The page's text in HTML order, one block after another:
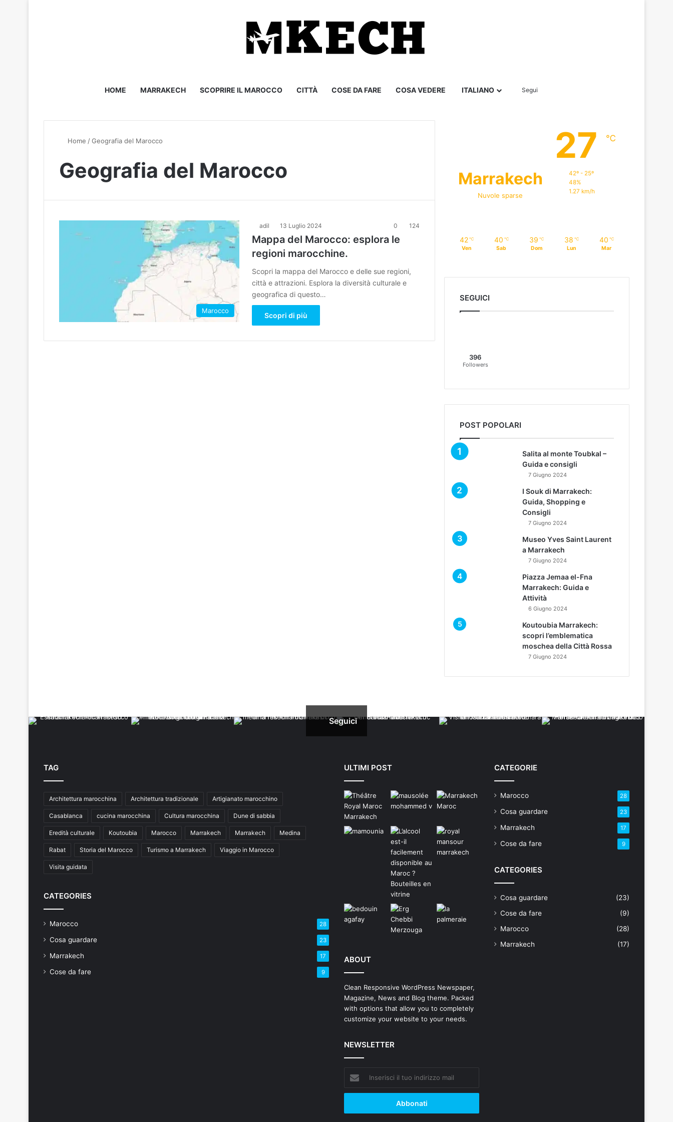
HOME MARRAKECH SCOPRIRE IL MAROCCO CITTÀ COSE DA FARE COSA VEDERE ITALIANO Segui
Home /Geografia del Marocco
Geografia del Marocco
Marocco
adil 13 Luglio 2024 0 124
Mappa del Marocco: esplora le
regioni marocchine.
Scopri la mappa del Marocco e delle sue regioni,
città e attrazioni. Esplora la diversità culturale e
geografica di questo…
Scopri di più
Marrakech
Nuvole sparse
27 ℃
42º - 25º
48%
1.27 km/h
42 ℃
Ven
40 ℃
Sab
39 ℃
Dom
38 ℃
Lun
40 ℃
Mar
SEGUICI
396
Followers
POST POPOLARI
Salita al monte Toubkal –
Guida e consigli
7 Giugno 2024
I Souk di Marrakech:
Guida, Shopping e
Consigli
7 Giugno 2024
Museo Yves Saint Laurent
a Marrakech
7 Giugno 2024
Piazza Jemaa el-Fna
Marrakech: Guida e
Attività
6 Giugno 2024
Koutoubia Marrakech:
scopri l’emblematica
moschea della Città Rossa
7 Giugno 2024
Seguici
TAG
Architettura marocchina Architettura tradizionale Artigianato marocchino
Casablanca cucina marocchina Cultura marocchina Dune di sabbia
Eredità culturale Koutoubia Marocco Marrakech Marrakech Medina
Rabat Storia del Marocco Turismo a Marrakech Viaggio in Marocco
Visita guidata
CATEGORIES
Marocco 28
Cosa guardare 23
Marrakech 17
Cose da fare 9
ULTIMI POST
ABOUT
Clean Responsive WordPress Newspaper,
Magazine, News and Blog theme. Packed
with options that allow you to completely
customize your website to your needs.
NEWSLETTER
tuo
mail
CATEGORIE
Marocco 28
Cosa guardare 23
Marrakech 17
Cose da fare 9
CATEGORIES
Cosa guardare
(23)
Cose da fare
(9)
Marocco
(28)
Marrakech
(17)